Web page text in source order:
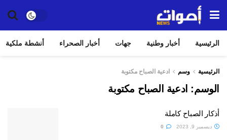
الرئيسية أخبار وطنية جهات أخبار الصحراء أنشطة ملكية
الرئيسية وسم ادعية الصباح مكتوبة
الوسم: ادعية الصباح مكتوبة
أذكار الصباح كاملة
ديسمبر 9, 2023